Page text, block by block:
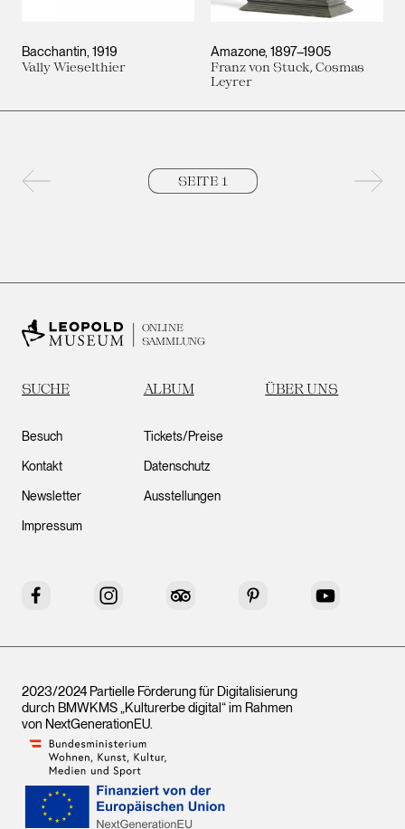
Bacchantin 1919
Vally Wieselthier
Amazone 1897–1905
Franz von Stuck, Cosmas
Leyrer
ONLINE
SAMMLUNG
SUCHE ALBUM ÜBER UNS
Besuch
Kontakt
Newsletter
Impressum
Tickets/Preise
Datenschutz
Ausstellungen
Facebook Instagram Tripadvisor Pinterest YouTube
2023/2024 Partielle Förderung für Digitalisierung
durch BMWKMS „Kulturerbe digital“ im Rahmen
von NextGenerationEU.